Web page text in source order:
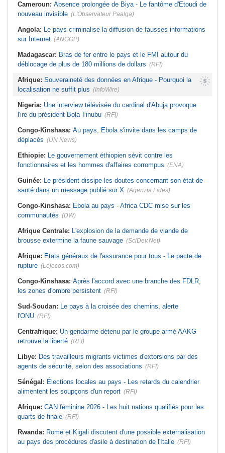
Cameroun: Absence prolongée de Biya - Le fantôme d'Etoudi de
nouveau invisible (L'Observateur Paalga)
Angola: Le pays criminalise la diffusion de fausses informations
sur Internet (ANGOP)
Madagascar: Bras de fer entre le pays et le FMI autour du
déblocage de plus de 180 millions de dollars (RFI)
Afrique: Souveraineté des données en Afrique - Pourquoi la
localisation ne suffit plus (InfoWire)
Nigeria: Une interview télévisée du cardinal d'Abuja provoque
l'ire du président Bola Tinubu (RFI)
Congo-Kinshasa: Au pays, Ebola s'invite dans les camps de
déplacés (UN News)
Ethiopie: Le gouvernement éthiopien sévit contre les
fonctionnaires et les hommes d'affaires corrompus (ENA)
Guinée: Le président dissipe les doutes concernant son état de
santé dans un message publié sur X (Agenzia Fides)
Congo-Kinshasa: Ebola au pays - Africa CDC mise sur les
communautés (DW)
Afrique Centrale: L'explosion de la demande de viande de
brousse extermine la faune sauvage (SciDev.Net)
Afrique: Etats généraux de l'assurance pour tous - Le pacte de
rupture (Lejecos.com)
Congo-Kinshasa: Après l'accord avec une branche des FDLR,
les zones d'ombre persistent (RFI)
Sud-Soudan: Le pays à la croisée des chemins, alerte
l'ONU (RFI)
Centrafrique: Un gendarme détenu par le groupe armé AAKG
retrouve la liberté (RFI)
Libye: Des travailleurs migrants victimes d'extorsions par des
agents de sécurité, selon des associations (RFI)
Sénégal: Élections locales au pays - Les retards du calendrier
alimentent les soupçons d'un report (RFI)
Afrique: CAN féminine 2026 - Les huit nations qualifiés pour les
quarts de finale (RFI)
Rwanda: Rome et Kigali discutent d'une possible externalisation
au pays des procédures d'asile à destination de l'Italie (RFI)